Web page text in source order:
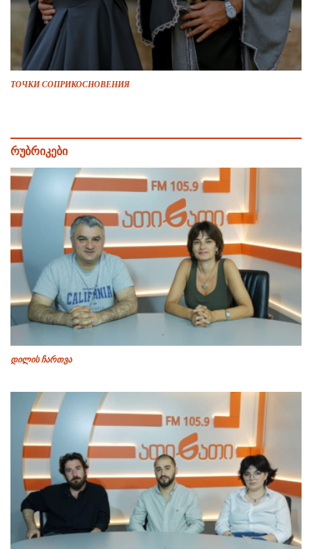
ТОЧКИ СОПРИКОСНОВЕНИЯ
რუბრიკები
დილის ჩართვა